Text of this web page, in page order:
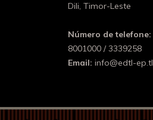
Dili, Timor-Leste
Número de telefone:
8001000 / 3339258
Email: info@edtl-ep.tl